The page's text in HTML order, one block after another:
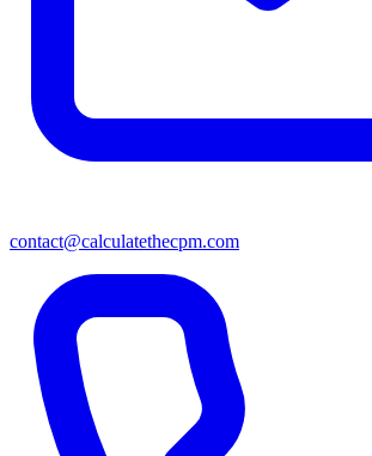
contact@calculatethecpm.com